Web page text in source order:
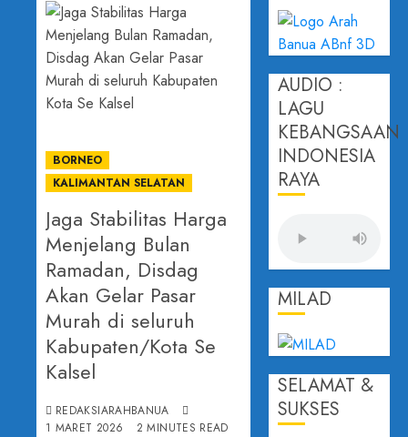
BORNEO
KALIMANTAN SELATAN
Jaga Stabilitas Harga
Menjelang Bulan
Ramadan, Disdag
Akan Gelar Pasar
Murah di seluruh
Kabupaten/Kota Se
Kalsel
REDAKSIARAHBANUA
1 MARET 2026
2 MINUTES READ
AUDIO :
LAGU
KEBANGSAAN
INDONESIA
RAYA
MILAD
SELAMAT &
SUKSES